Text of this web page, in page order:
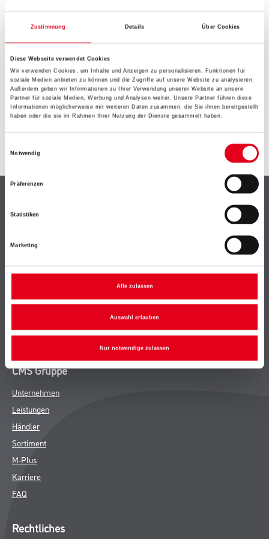
Zustimmung Details Über Cookies
Diese Webseite verwendet Cookies
Wir verwenden Cookies, um Inhalte und Anzeigen zu personalisieren, Funktionen für
soziale Medien anbieten zu können und die Zugriffe auf unsere Website zu analysieren.
Außerdem geben wir Informationen zu Ihrer Verwendung unserer Website an unsere
Partner für soziale Medien, Werbung und Analysen weiter. Unsere Partner führen diese
Informationen möglicherweise mit weiteren Daten zusammen, die Sie ihnen bereitgestellt
haben oder die sie im Rahmen Ihrer Nutzung der Dienste gesammelt haben.
Notwendig
Präferenzen
Statistiken
Marketing
Alle zulassen
Auswahl erlauben
Nur notwendige zulassen
EIN KLEINER ZWISCHENFALL
IST AUFGETRETEN
Keine Sorge, wir pinseln schon an der Lösung und
werden das Problem so schnell wie möglich beheben.
Erkunden Sie in der Zwischenzeit unseren Online-Shop
und lassen Sie sich inspirieren.
Farbe
Trockenbau
Putze- und Spachtelmassen
Wand- & Deckenbeläge
Verbrauchsmaterialien
CMS Gruppe
Unternehmen
Leistungen
Händler
Sortiment
M-Plus
Karriere
FAQ
Rechtliches